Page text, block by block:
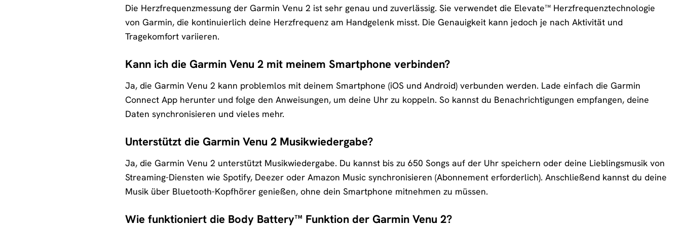
Die Herzfrequenzmessung der Garmin Venu 2 ist sehr genau und zuverlässig. Sie verwendet die Elevate™ Herzfrequenztechnologie
von Garmin, die kontinuierlich deine Herzfrequenz am Handgelenk misst. Die Genauigkeit kann jedoch je nach Aktivität und
Tragekomfort variieren.
Kann ich die Garmin Venu 2 mit meinem Smartphone verbinden?
Ja, die Garmin Venu 2 kann problemlos mit deinem Smartphone (iOS und Android) verbunden werden. Lade einfach die Garmin
Connect App herunter und folge den Anweisungen, um deine Uhr zu koppeln. So kannst du Benachrichtigungen empfangen, deine
Daten synchronisieren und vieles mehr.
Unterstützt die Garmin Venu 2 Musikwiedergabe?
Ja, die Garmin Venu 2 unterstützt Musikwiedergabe. Du kannst bis zu 650 Songs auf der Uhr speichern oder deine Lieblingsmusik von
Streaming-Diensten wie Spotify, Deezer oder Amazon Music synchronisieren (Abonnement erforderlich). Anschließend kannst du deine
Musik über Bluetooth-Kopfhörer genießen, ohne dein Smartphone mitnehmen zu müssen.
Wie funktioniert die Body Battery™ Funktion der Garmin Venu 2?